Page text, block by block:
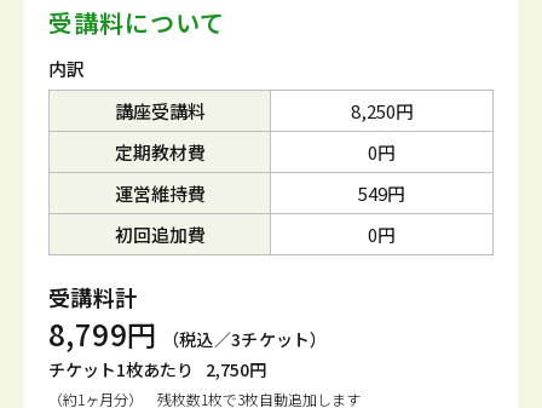
受講料について
内訳
講座受講料
8,250円
定期教材費
0円
運営維持費
549円
初回追加費
0円
受講料計
8,799円
（税込／3チケット）
チケット1枚あたり
2,750円
（約1ヶ月分） 残枚数1枚で3枚自動追加します